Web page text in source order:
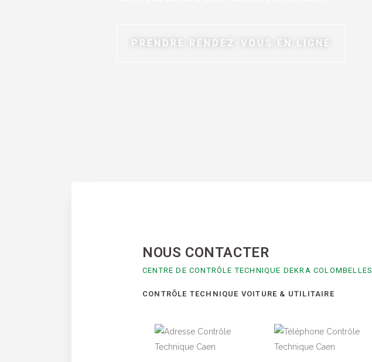
PRENDRE RENDEZ-VOUS EN LIGNE
NOUS CONTACTER
CENTRE DE CONTRÔLE TECHNIQUE DEKRA COLOMBELLES
CONTRÔLE TECHNIQUE VOITURE & UTILITAIRE